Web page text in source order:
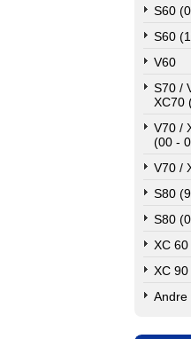
S60
S60
V60
S70 /
XC70
V70 /
(00 -
V70 /
S80
S80
XC 60
XC 90